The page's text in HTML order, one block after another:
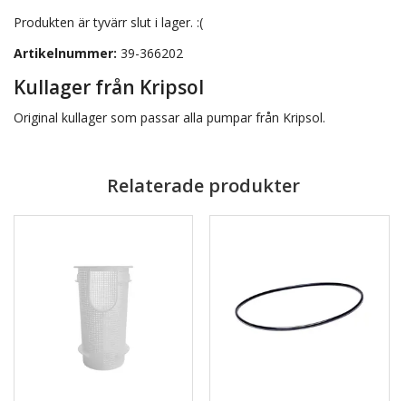
Produkten är tyvärr slut i lager. :(
Artikelnummer: 39-366202
Kullager från Kripsol
Original kullager som passar alla pumpar från Kripsol.
Relaterade produkter